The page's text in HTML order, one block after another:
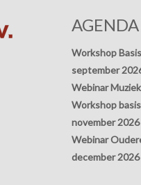
AGENDA
Workshop
september
Webinar
Workshop
november 2026
Webinar
december 2026